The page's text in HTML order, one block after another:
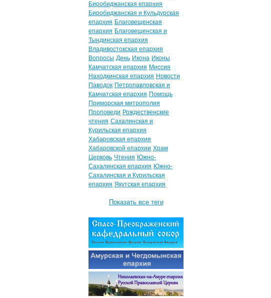
Биробиджанская епархия
Биробиджанская и Кульдурская
епархия Благовещенская
епархия Благовещенская и
Тындинская епархия
Владивостокская епархия
Вопросы День Икона Иконы
Камчатская епархия Миссия
Находкинская епархия Новости
Паводок Петропавловская и
Камчатская епархия Помощь
Приморская митрополия
Проповеди Рождественские
чтения Сахалинская и
Курильская епархия
Хабаровская епархия
Хабаровской епархии Храм
Церковь Чтения Южно-
Сахалинская епархия Южно-
Сахалинская и Курильская
епархия Якутская епархия
Показать все теги